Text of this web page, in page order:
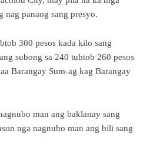
nag panaog sang presyo.
300 pesos kada kilo sang
subong sa 240 tubtob 260 pesos
Barangay Sum-ag kag Barangay
man ang baklanay sang
nga nagnubo man ang bili sang